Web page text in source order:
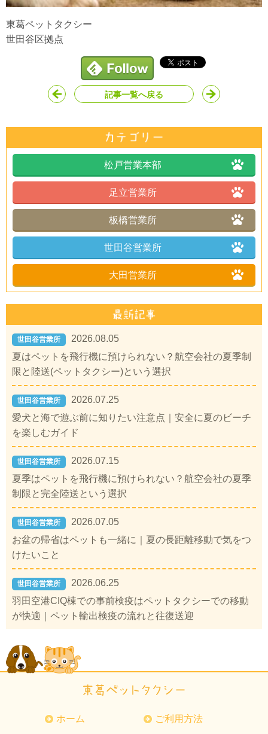
東葛ペットタクシー
世田谷区拠点
記事一覧へ戻る
松戸営業本部
足立営業所
板橋営業所
世田谷営業所
大田営業所
世田谷営業所
2026.08.05
夏はペットを飛行機に預けられない？航空会社の夏季制
限と陸送(ペットタクシー)という選択
世田谷営業所
2026.07.25
愛犬と海で遊ぶ前に知りたい注意点｜安全に夏のビーチ
を楽しむガイド
世田谷営業所
2026.07.15
夏季はペットを飛行機に預けられない？航空会社の夏季
制限と完全陸送という選択
世田谷営業所
2026.07.05
お盆の帰省はペットも一緒に｜夏の長距離移動で気をつ
けたいこと
世田谷営業所
2026.06.25
羽田空港CIQ棟での事前検疫はペットタクシーでの移動
が快適｜ペット輸出検疫の流れと往復送迎
ホーム ご利用方法